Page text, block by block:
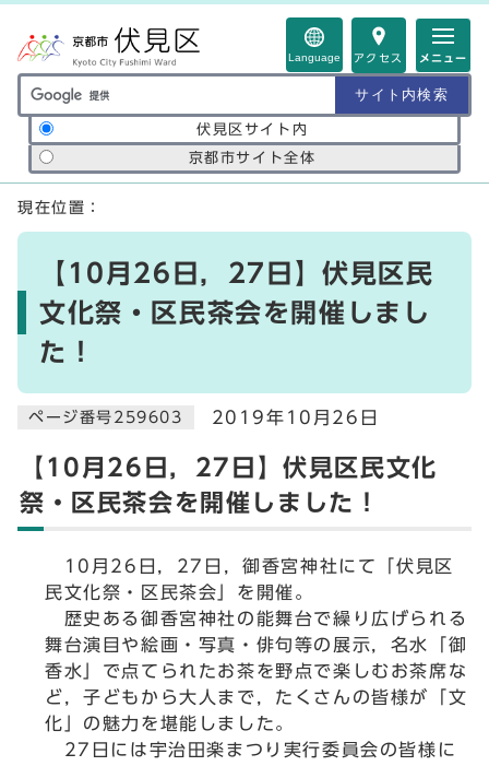
Language アクセス メニュー
サイト内検索の範囲
伏見区サイト内
京都市サイト全体
ここから本文です
現在位置：
【10月26日，27日】伏見区民
文化祭・区民茶会を開催しまし
た！
ページ番号259603 2019年10月26日
【10月26日，27日】伏見区民文化
祭・区民茶会を開催しました！
10月26日，27日，御香宮神社にて「伏見区
民文化祭・区民茶会」を開催。
歴史ある御香宮神社の能舞台で繰り広げられる
舞台演目や絵画・写真・俳句等の展示，名水「御
香水」で点てられたお茶を野点で楽しむお茶席な
ど，子どもから大人まで，たくさんの皆様が「文
化」の魅力を堪能しました。
27日には宇治田楽まつり実行委員会の皆様に